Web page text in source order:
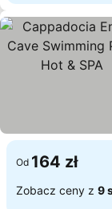
Od 164 zł
Zobacz ceny z 9